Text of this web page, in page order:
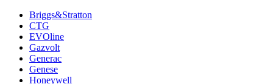
Briggs&Stratton
CTG
EVOline
Gazvolt
Generac
Genese
Honeywell